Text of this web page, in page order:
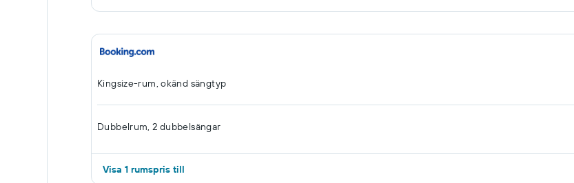
Kingsize-rum, okänd sängtyp
Dubbelrum, 2 dubbelsängar
Visa 1 rumspris till